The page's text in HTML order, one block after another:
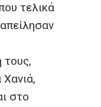
τελικά
τους,
στο